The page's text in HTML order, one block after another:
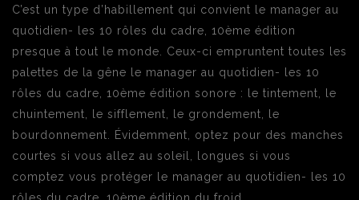
C’est un type d’habillement qui convient le manager au
quotidien- les 10 rôles du cadre, 10ème édition
presque à tout le monde. Ceux-ci empruntent toutes les
palettes de la gêne le manager au quotidien- les 10
rôles du cadre, 10ème édition sonore : le tintement, le
chuintement, le sifflement, le grondement, le
bourdonnement. Évidemment, optez pour des manches
courtes si vous allez au soleil, longues si vous
comptez vous protéger le manager au quotidien- les 10